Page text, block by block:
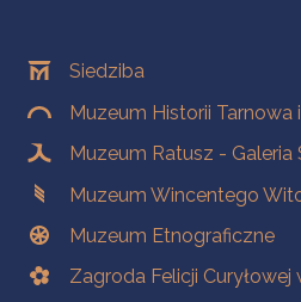
OddziałySiedziba
Muzeum Historii Tarnowa
Muzeum Ratusz - Galeria
Muzeum Wincentego
Muzeum Etnograficzne
Zagroda Felicji Curyłowej